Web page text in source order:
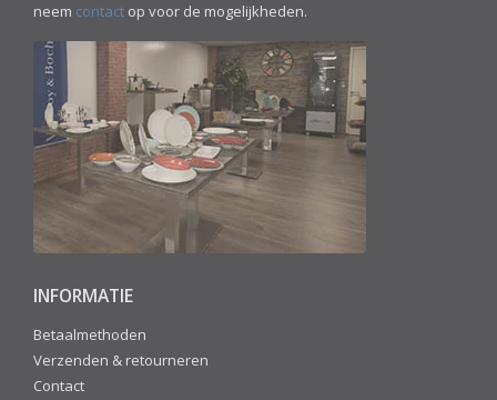
neem contact op voor de mogelijkheden.
INFORMATIE
Betaalmethoden
Verzenden & retourneren
Contact